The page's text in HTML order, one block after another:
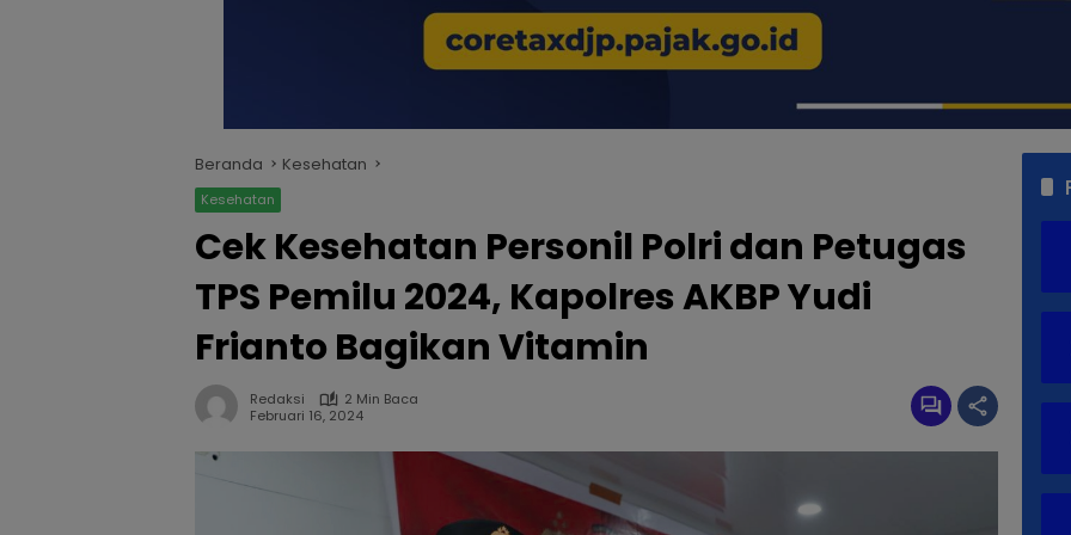
Beranda Kesehatan
Kesehatan
Cek Kesehatan Personil Polri dan Petugas
TPS Pemilu 2024, Kapolres AKBP Yudi
Frianto Bagikan Vitamin
Redaksi
2 Min Baca
Februari 16, 2024